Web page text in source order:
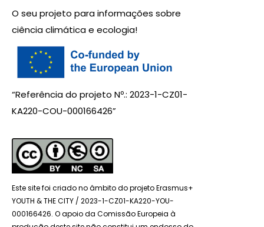
O seu projeto para informações sobre
ciência climática e ecologia!
“Referência do projeto Nº.: 2023-1-CZ01-
KA220-COU-000166426”
Este site foi criado no âmbito do projeto Erasmus+
YOUTH & THE CITY / 2023-1-CZ01-KA220-YOU-
000166426. O apoio da Comissão Europeia à